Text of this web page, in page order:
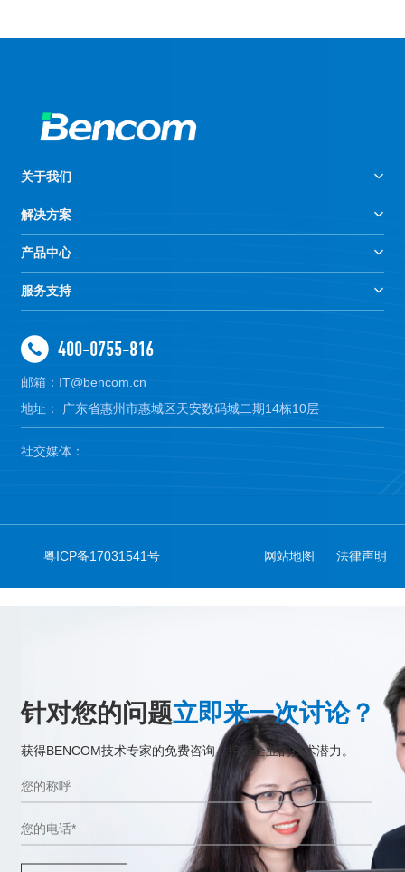
关于我们
解决方案
产品中心
服务支持
400-0755-816
邮箱：IT@bencom.cn
地址： 广东省惠州市惠城区天安数码城二期14栋10层
社交媒体：
粤ICP备17031541号 网站地图 法律声明
针对您的问题立即来一次讨论？
获得BENCOM技术专家的免费咨询，挖掘企业的技术潜力。